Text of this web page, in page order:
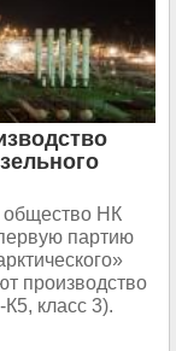
НК
партию
производство
класс 3).